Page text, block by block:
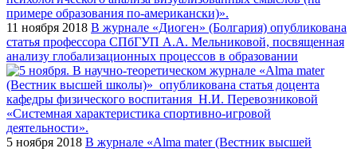
11 ноября 2018 В журнале «Диоген» (Болгария) опубликована
статья профессора СПбГУП А.А. Мельниковой, посвященная
анализу глобализационных процессов в образовании
5 ноября 2018 В журнале «Alma mater (Вестник высшей